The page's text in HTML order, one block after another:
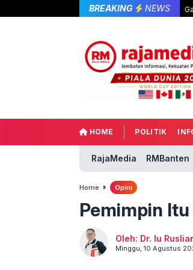
BREAKING NEWS
HOME POLITIK
RajaMedia RMBanten
Home Opini
Pemimpin
Oleh: Dr. Iu
Minggu, 10 Agustus